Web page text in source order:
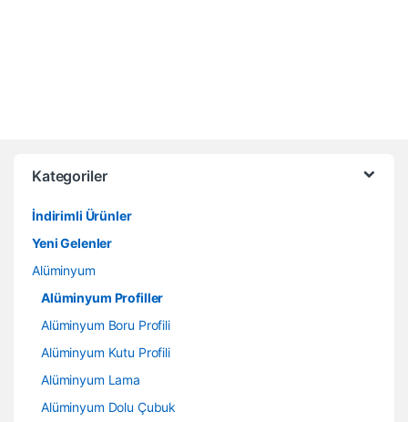
Kategoriler
İndirimli Ürünler
Yeni Gelenler
Alüminyum
Alüminyum Profiller
Alüminyum Boru Profili
Alüminyum Kutu Profili
Alüminyum Lama
Alüminyum Dolu Çubuk